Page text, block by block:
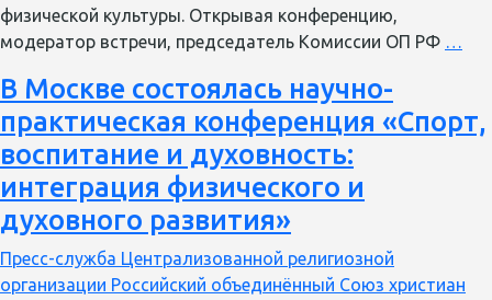
физической культуры. Открывая конференцию,
модератор встречи, председатель Комиссии ОП РФ …
в
и
В Москве состоялась научно-
практическая конференция «Спорт,
воспитание и духовность:
интеграция физического и
духовного развития»
Пресс-служба Централизованной религиозной
организации Российский объединённый Союз христиан